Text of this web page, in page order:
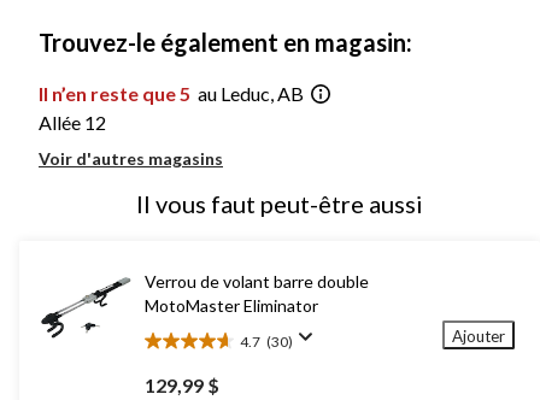
Trouvez-le également en magasin:
Il n’en reste que 5 au Leduc, AB
Allée 12
Voir d'autres magasins
Il vous faut peut-être aussi
Verrou de volant barre double
MotoMaster Eliminator
4.7 (30)
4.7
étoile(s)
129,99 $
Ajouter